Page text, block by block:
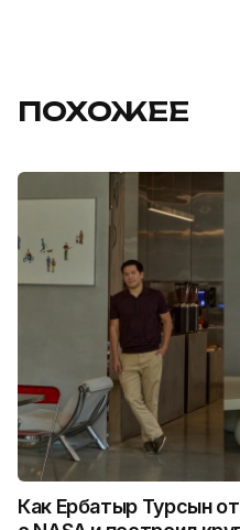
ПОХОЖЕЕ
Как Ербатыр Турсын